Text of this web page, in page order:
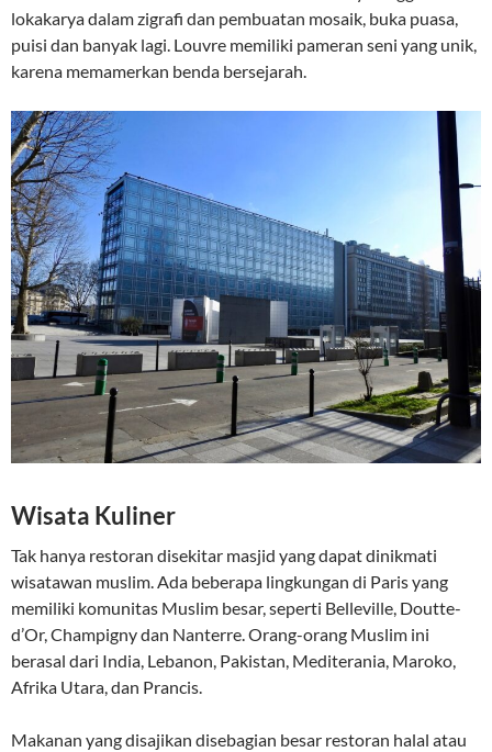
lokakarya dalam zigrafi dan pembuatan mosaik, buka puasa,
puisi dan banyak lagi. Louvre memiliki pameran seni yang unik,
karena memamerkan benda bersejarah.
Wisata Kuliner
Tak hanya restoran disekitar masjid yang dapat dinikmati
wisatawan muslim. Ada beberapa lingkungan di Paris yang
memiliki komunitas Muslim besar, seperti Belleville, Doutte-
d’Or, Champigny dan Nanterre. Orang-orang Muslim ini
berasal dari India, Lebanon, Pakistan, Mediterania, Maroko,
Afrika Utara, dan Prancis.
Makanan yang disajikan disebagian besar restoran halal atau